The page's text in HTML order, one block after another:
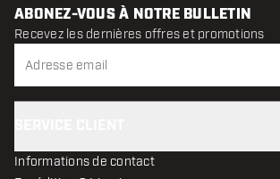
ABONEZ-VOUS À NOTRE BULLETIN
Recevez les dernières offres et promotions
Informations de contact